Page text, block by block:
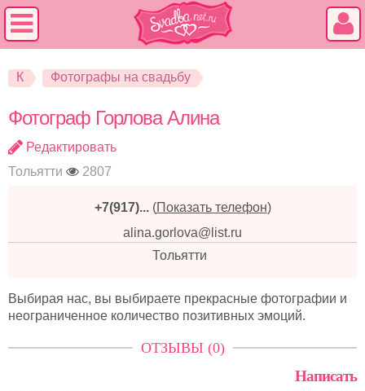
К Фотографы на свадьбу
Фотограф Горлова Алина
Редактировать
Тольятти
2807
+7(917)... (Показать телефон)
alina.gorlova@list.ru
Тольятти
Выбирая нас, вы выбираете прекрасные фотографии и
неограниченное количество позитивных эмоций.
ОТЗЫВЫ (0)
Написать